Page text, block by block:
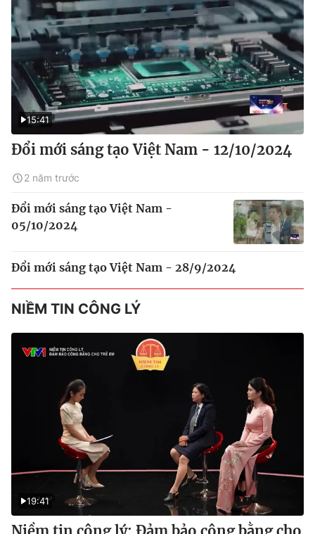
15:41
Đổi mới sáng tạo Việt Nam - 12/10/2024
2 năm trước
Đổi mới sáng tạo Việt Nam -
05/10/2024
Đổi mới sáng tạo Việt Nam - 28/9/2024
NIỀM TIN CÔNG LÝ
19:41
Niềm tin công lý: Đảm bảo công bằng cho